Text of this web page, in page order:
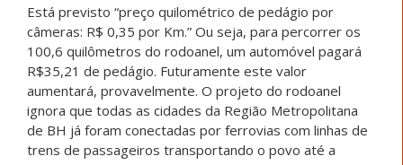
Está previsto “preço quilométrico de pedágio por
câmeras: R$ 0,35 por Km.” Ou seja, para percorrer os
100,6 quilômetros do rodoanel, um automóvel pagará
R$35,21 de pedágio. Futuramente este valor
aumentará, provavelmente. O projeto do rodoanel
ignora que todas as cidades da Região Metropolitana
de BH já foram conectadas por ferrovias com linhas de
trens de passageiros transportando o povo até a